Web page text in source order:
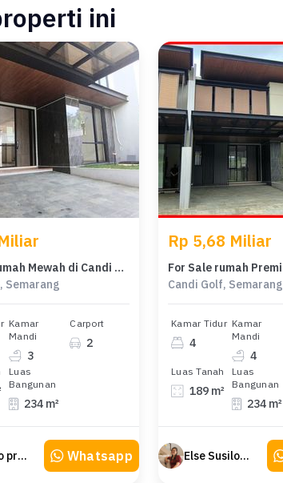
ini
For Sale rumah Mewah di Candi Golf, Semarang - LT 189m²
Semarang
Kamar
Mandi
3
Carport
2
Luas
Bangunan
234 m²
Julianto property Julianto Whatsapp
Rp 5,68 Miliar
Candi Golf, Semarang
Kamar Tidur
4
Kamar
Mandi
4
Luas Tanah
189 m²
Luas
Bangunan
234 m²
Else Susilowaty